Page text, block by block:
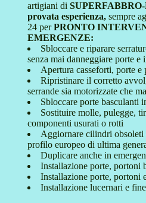
artigiani di
provata esperienza,sempre
24 perPRONTO
EMERGENZE:
Sbloccare e riparare
senza mai danneggiare porte e
Apertura casseforti, porte
Ripristinare il corretto
serrande sia motorizzate che
Sbloccare porte basculanti
Sostituire molle, pulegge,
componenti usurati o rotti
Aggiornare cilindri
profilo europeo di ultima
Duplicare anche in
Installazione porte,
Installazione porte, portoni
Installazione lucernari e